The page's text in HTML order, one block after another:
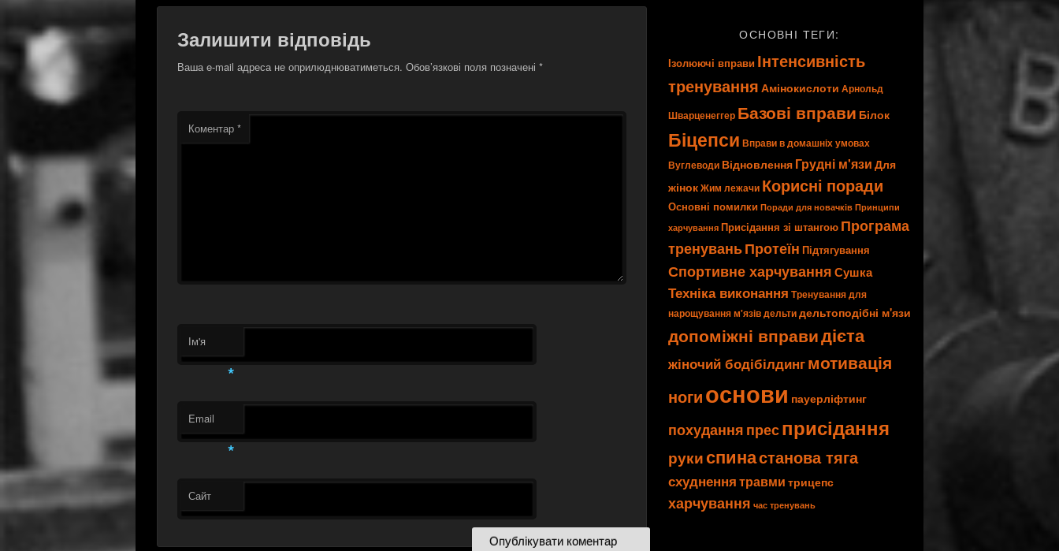
Залишити відповідь
Ваша e-mail адреса не оприлюднюватиметься. Обов’язкові поля позначені *
Коментар *
Ім'я
*
Email
*
Сайт
ОСНОВНІ ТЕГИ:
Ізолюючі вправи Інтенсивність
тренування Амінокислоти Арнольд
Шварценеггер Базові вправи Білок
Біцепси Вправи в домашніх умовах
Вуглеводи Відновлення Грудні м'язи Для
жінокЖим лежачи Корисні поради
Основні помилки Поради для новачків Принципи
харчування Присідання зі штангою Програма
тренуваньПротеїн Підтягування
Спортивне харчуванняСушка
Техніка виконання Тренування для
нарощування м'язівдельтидельтоподібні м'язи
допоміжні вправидієта
жіночий бодібілдингмотивація
ногиоснови пауерліфтинг
похудання пресприсідання
рукиспинастанова тяга
схудненнятравми трицепс
харчування час тренувань